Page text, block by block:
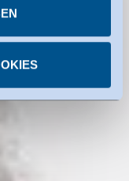
eingesetzten US-
Sie bei den